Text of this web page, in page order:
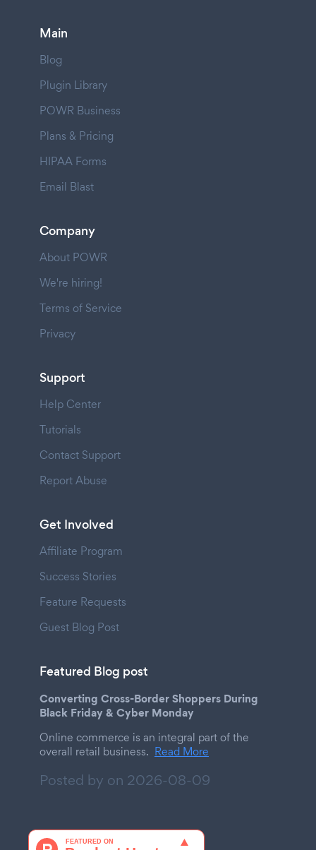
Main
Blog
Plugin Library
POWR Business
Plans & Pricing
HIPAA Forms
Email Blast
Company
About POWR
We're hiring!
Terms of Service
Privacy
Support
Help Center
Tutorials
Contact Support
Report Abuse
Get Involved
Affiliate Program
Success Stories
Feature Requests
Guest Blog Post
Featured Blog post
Converting Cross-Border Shoppers During
Black Friday & Cyber Monday
Online commerce is an integral part of the
overall retail business. Read More
Posted by on 2026-08-09